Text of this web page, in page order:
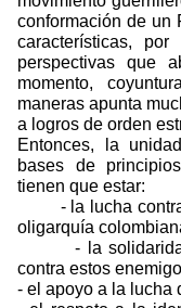
conformación de un
características,
perspectivas que
momento,
maneras apunta
a logros de orden
Entonces, la
bases de
tienen que estar:
- la lucha
oligarquía
- la
contra estos
- el apoyo a la lucha